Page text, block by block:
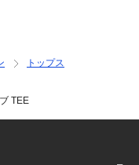
通知、セールの通知
トップス
TEE